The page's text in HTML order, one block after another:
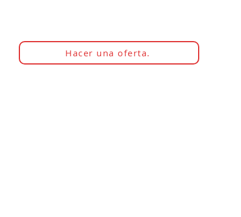
Hacer una oferta.